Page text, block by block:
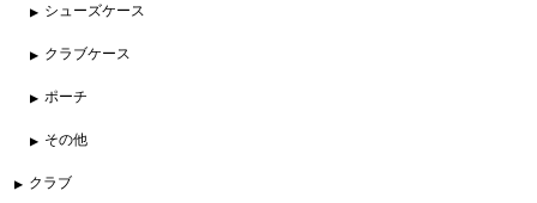
シューズケース
クラブケース
ポーチ
その他
クラブ